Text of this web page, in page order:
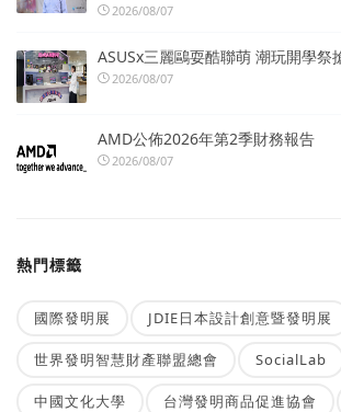
2026/08/07
ASUSx三麗鷗耍酷聯萌 潮玩開學祭
2026/08/07
AMD公佈2026年第2季財務報告
2026/08/07
熱門標籤
國際發明展 JDIE日本設計創意暨發明展
世界發明智慧財產聯盟總會 SocialLab
中國文化大學 台灣發明商品促進協會